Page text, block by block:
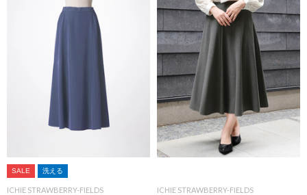
SALE 洗える
ICHIE STRAWBERRY-FIELDS ICHIE STRAWBERRY-FIELDS